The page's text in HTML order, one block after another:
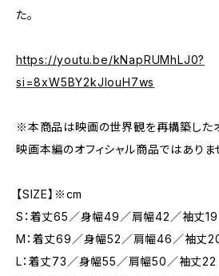
た。
https://youtu.be/kNapRUMhLJ0?
si=8xW5BY2kJlouH7ws
※本商品は映画の世界観を再構築したオ
映画本編のオフィシャル商品ではありま
【SIZE】※cm
S：着丈65／身幅49／肩幅42／袖丈19
M：着丈69／身幅52／肩幅46／袖丈
L：着丈73／身幅55／肩幅50／袖丈22